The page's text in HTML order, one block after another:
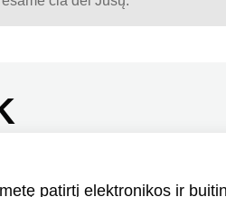
patirtį elektronikos ir